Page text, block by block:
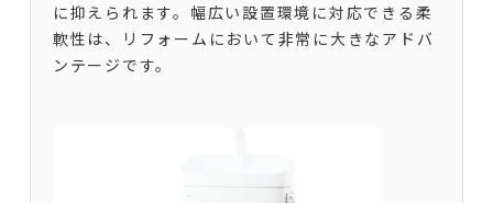
に抑えられます。幅広い設置環境に対応できる柔
軟性は、リフォームにおいて非常に大きなアドバ
ンテージです。